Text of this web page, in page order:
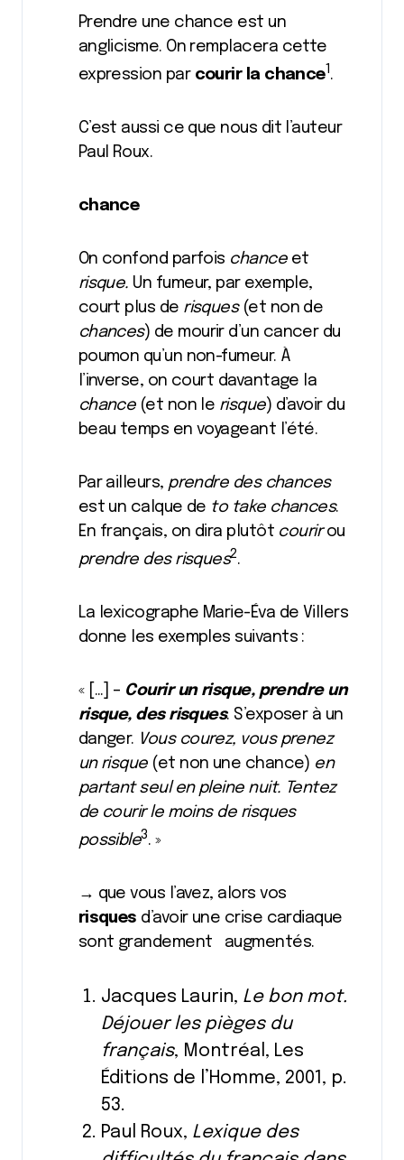
Prendre une chance est un
anglicisme. On remplacera cette
expression par courir la chance1.
C’est aussi ce que nous dit l’auteur
Paul Roux.
chance
On confond parfois chanceet
risque. Un fumeur, par exemple,
court plus de risques(et non de
chances) de mourir d’un cancer du
poumon qu’un non-fumeur. À
l’inverse, on court davantage la
chance(et non le risque) d’avoir du
beau temps en voyageant l’été.
Par ailleurs, prendre des chances
est un calque de to take chances.
En français, on dira plutôt courirou
prendre des risques2.
La lexicographe Marie-Éva de Villers
donne les exemples suivants :
« […] – Courir un risque, prendre un
risque, des risques. S’exposer à un
danger. Vous courez, vous prenez
un risque (et non une chance) en
partant seul en pleine nuit. Tentez
de courir le moins de risques
possible3. »
→ que vous l’avez, alors vos
risques d’avoir une crise cardiaque
sont grandement augmentés.
Jacques Laurin, Le bon mot.
Déjouer les pièges du
français, Montréal, Les
Éditions de l’Homme, 2001, p.
53.
Paul Roux, Lexique des